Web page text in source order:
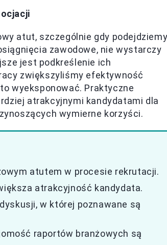
atut, szczególnie gdy
zawodowe, nie wystarczy
jest podkreślenie ich
zwiększyliśmy efektywność
wyeksponować. Praktyczne
atrakcyjnymi kandydatami dla
wymierne korzyści.
atutem w procesie rekrutacji.
atrakcyjność kandydata.
w której poznawane są
raportów branżowych są